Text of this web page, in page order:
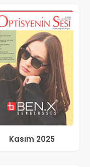
Kasım 2025